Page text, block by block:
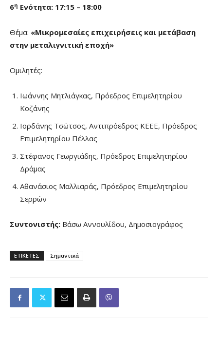
6η Ενότητα: 17:15 – 18:00
Θέμα: «Μικρομεσαίες επιχειρήσεις και μετάβαση
στην μεταλιγνιτική εποχή»
Ομιλητές:
Ιωάννης Μητλιάγκας, Πρόεδρος Επιμελητηρίου
Κοζάνης
Ιορδάνης Τσώτσος, Αντιπρόεδρος ΚΕΕΕ, Πρόεδρος
Επιμελητηρίου Πέλλας
Στέφανος Γεωργιάδης, Πρόεδρος Επιμελητηρίου
Δράμας
Αθανάσιος Μαλλιαράς, Πρόεδρος Επιμελητηρίου
Σερρών
Συντονιστής: Βάσω Αννουλίδου, Δημοσιογράφος
ΕΤΙΚΕΤΕΣ Σημαντικά